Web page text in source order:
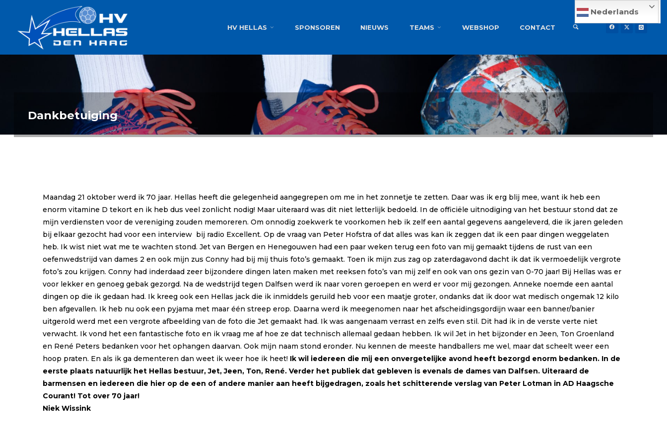
AMBITIE
HV HELLAS SPONSOREN NIEUWS TEAMS WEBSHOP CONTACT
Nederlands
Dankbetuiging
Maandag 21 oktober werd ik 70 jaar. Hellas heeft die gelegenheid aangegrepen om me in het zonnetje te zetten. Daar was ik erg blij mee, want ik heb een
enorm vitamine D tekort en ik heb dus veel zonlicht nodig! Maar uiteraard was dit niet letterlijk bedoeld. In de officiële uitnodiging van het bestuur stond dat ze
mijn verdiensten voor de vereniging zouden memoreren. Om onnodig zoekwerk te voorkomen heb ik zelf een aantal gegevens aangeleverd, die ik jaren geleden
bij elkaar gezocht had voor een interview bij radio Excellent. Op de vraag van Peter Hofstra of dat alles was kan ik zeggen dat ik een paar dingen weggelaten
heb. Ik wist niet wat me te wachten stond. Jet van Bergen en Henegouwen had een paar weken terug een foto van mij gemaakt tijdens de rust van een
oefenwedstrijd van dames 2 en ook mijn zus Conny had bij mij thuis foto’s gemaakt. Toen ik mijn zus zag op zaterdagavond dacht ik dat ik vermoedelijk vergrote
foto’s zou krijgen. Conny had inderdaad zeer bijzondere dingen laten maken met reeksen foto’s van mij zelf en ook van ons gezin van 0-70 jaar! Bij Hellas was er
voor lekker en genoeg gebak gezorgd. Na de wedstrijd tegen Dalfsen werd ik naar voren geroepen en werd er voor mij gezongen. Anneke noemde een aantal
dingen op die ik gedaan had. Ik kreeg ook een Hellas jack die ik inmiddels geruild heb voor een maatje groter, ondanks dat ik door wat medisch ongemak 12 kilo
ben afgevallen. Ik heb nu ook een pyjama met maar één streep erop. Daarna werd ik meegenomen naar het afscheidingsgordijn waar een banner/banier
uitgerold werd met een vergrote afbeelding van de foto die Jet gemaakt had. Ik was aangenaam verrast en zelfs even stil. Dit had ik in de verste verte niet
verwacht. Ik vond het een fantastische foto en ik vraag me af hoe ze dat technisch allemaal gedaan hebben. Ik wil Jet in het bijzonder en Jeen, Ton Groenland
en René Peters bedanken voor het ophangen daarvan. Ook mijn naam stond eronder. Nu kennen de meeste handballers me wel, maar dat scheelt weer een
hoop praten. En als ik ga dementeren dan weet ik weer hoe ik heet! Ik wil iedereen die mij een onvergetelijke avond heeft bezorgd enorm bedanken. In de
eerste plaats natuurlijk het Hellas bestuur, Jet, Jeen, Ton, René. Verder het publiek dat gebleven is evenals de dames van Dalfsen. Uiteraard de
barmensen en iedereen die hier op de een of andere manier aan heeft bijgedragen, zoals het schitterende verslag van Peter Lotman in AD Haagsche
Courant! Tot over 70 jaar!
Niek Wissink